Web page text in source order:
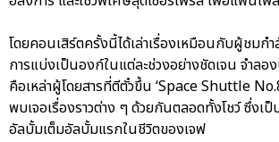
โดยคอนเสิร์ตครั้งนี้ได้เล่าเรื่องเหมือนกับผู้ชมก
การแบ่งเป็นองก์ในแต่ละช่วงอย่างชัดเจน จำล
คือเหล่าผู้โดยสารที่ตีตั๋วขึ้น ‘Space Shuttle
พบเจอเรื่องราวต่าง ๆ ด้วยกันตลอดทั้งโชว์ ซึ่งเ
อัลบั้มเต็มอัลบั้มแรกในชีวิตของเจฟ